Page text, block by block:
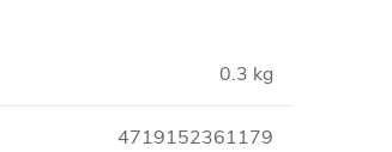
0.3 kg
4719152361179